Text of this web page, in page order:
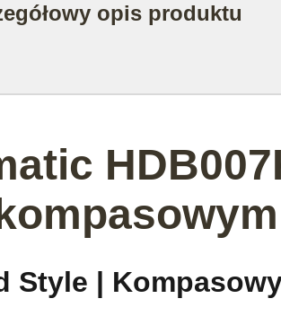
opis produktu
Style |